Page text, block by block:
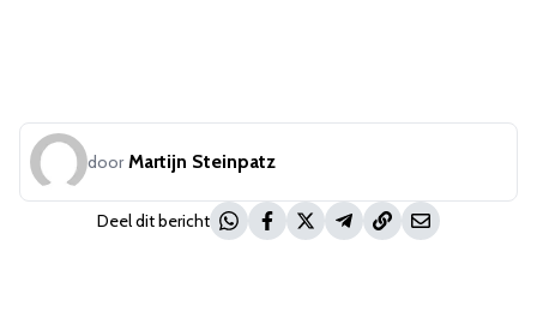
door Martijn Steinpatz
Deel dit bericht